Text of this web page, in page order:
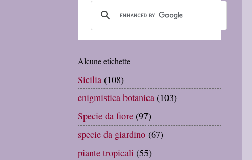
Alcune etichette
Sicilia (108)
enigmistica botanica (103)
Specie da fiore (97)
specie da giardino (67)
piante tropicali (55)